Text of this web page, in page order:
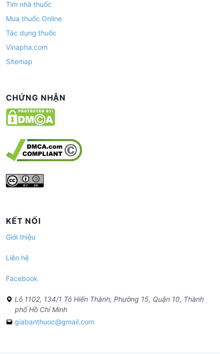
Tìm nhà thuốc
Mua thuốc Online
Tác dụng thuốc
Vinapha.com
Sitemap
CHỨNG NHẬN
KẾT NỐI
Giới thiệu
Liên hệ
Facebook
Lô 1102, 134/1 Tô Hiến Thành, Phường 15, Quận 10, Thành
phố Hồ Chí Minh
giabanthuoc@gmail.com